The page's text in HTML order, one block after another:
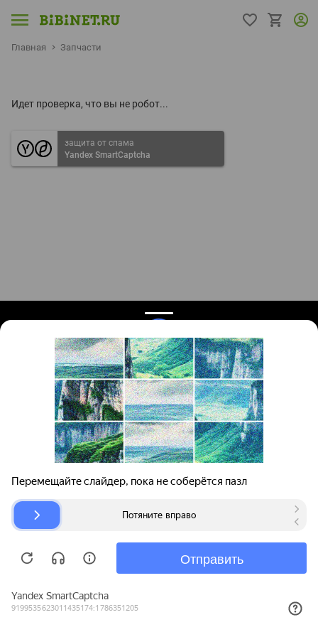
Главная Запчасти
Идет проверка, что вы не робот...
защита от спама
Yandex SmartCaptcha
Поиск запчастей
Для автокомпаний
Авторазборки
О проекте
Помощь
Карта сайта
© bibinet.ru - система поиска запчастей,
Copyright 2010-2026 Все права защищены